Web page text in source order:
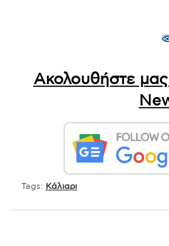
Ακολουθήστε
Tags: Κάλιαρι